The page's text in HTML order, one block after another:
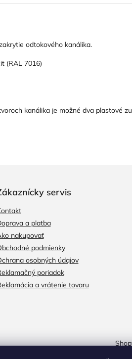
odtokového kanálika.
(RAL 7016)
kanálika je možné dva plastové
servis
a platba
nakupovať
podmienky
osobných údajov
poriadok
a vrátenie tovaru